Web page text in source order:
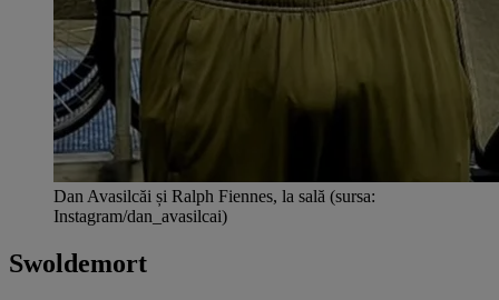
Dan Avasilcăi și Ralph Fiennes, la sală (sursa:
Instagram/dan_avasilcai)
Swoldemort